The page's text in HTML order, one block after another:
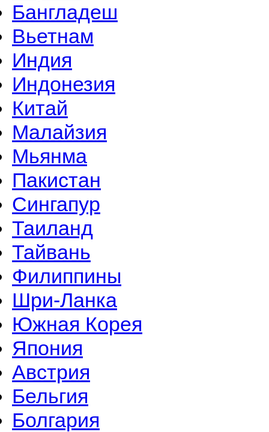
Бангладеш
Вьетнам
Индия
Индонезия
Китай
Малайзия
Мьянма
Пакистан
Сингапур
Таиланд
Тайвань
Филиппины
Шри-Ланка
Южная Корея
Япония
Австрия
Бельгия
Болгария